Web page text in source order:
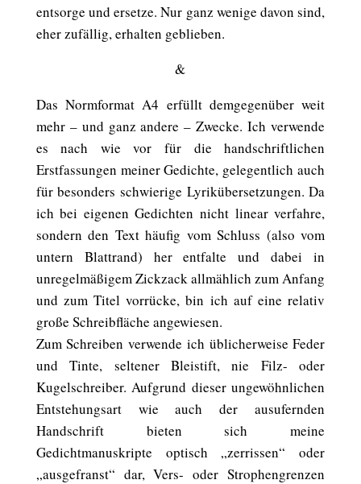
entsorge und ersetze. Nur ganz wenige davon sind,
eher zufällig, erhalten geblieben.
&
Das Normformat A4 erfüllt demgegenüber weit
mehr – und ganz andere – Zwecke. Ich verwende
es nach wie vor für die handschriftlichen
Erstfassungen meiner Gedichte, gelegentlich auch
für besonders schwierige Lyrikübersetzungen. Da
ich bei eigenen Gedichten nicht linear verfahre,
sondern den Text häufig vom Schluss (also vom
untern Blattrand) her entfalte und dabei in
unregelmäßigem Zickzack allmählich zum Anfang
und zum Titel vorrücke, bin ich auf eine relativ
große Schreibfläche angewiesen.
Zum Schreiben verwende ich üblicherweise Feder
und Tinte, seltener Bleistift, nie Filz- oder
Kugelschreiber. Aufgrund dieser ungewöhnlichen
Entstehungsart wie auch der ausufernden
Handschrift bieten sich meine
Gedichtmanuskripte optisch „zerrissen“ oder
„ausgefranst“ dar, Vers- oder Strophengrenzen